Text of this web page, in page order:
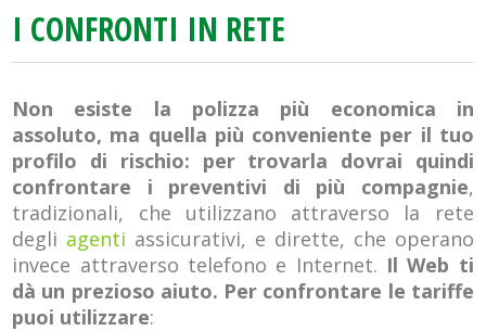
I CONFRONTI IN RETE
Non esiste la polizza più economica in
assoluto, ma quella più conveniente per il tuo
profilo di rischio: per trovarla dovrai quindi
confrontare i preventivi di più compagnie,
tradizionali, che utilizzano attraverso la rete
degli agenti assicurativi, e dirette, che operano
invece attraverso telefono e Internet. Il Web ti
dà un prezioso aiuto. Per confrontare le tariffe
puoi utilizzare: